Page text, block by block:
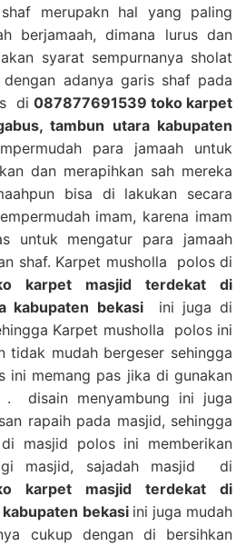
merupakn hal yang paling
berjamaah, dimana lurus dan
syarat sempurnanya sholat
dengan adanya garis shaf pada
di 087877691539 toko karpet
tambun utara kabupaten
para jamaah untuk
dan merapihkan sah mereka
bisa di lakukan secara
imam, karena imam
untuk mengatur para jamaah
shaf. Karpet musholla polos di
karpet masjid terdekat di
kabupaten bekasi
ini juga di
Karpet musholla polos ini
tidak mudah bergeser sehingga
ini memang pas jika di gunakan
. disain menyambung ini juga
rapaih pada masjid, sehingga
masjid polos ini memberikan
masjid, sajadah masjid di
karpet masjid terdekat di
bekasi ini juga mudah
cukup dengan di bersihkan